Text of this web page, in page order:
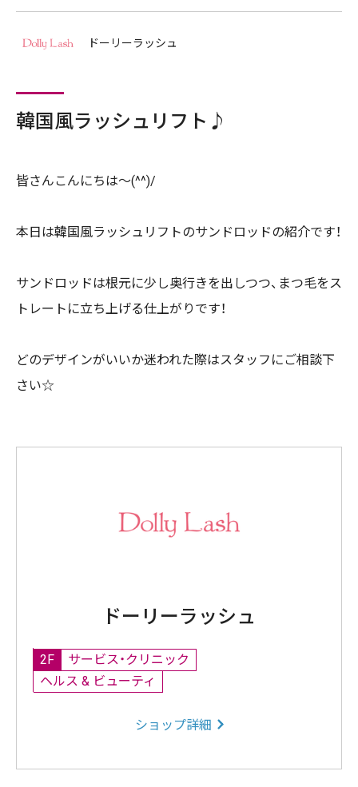
ドーリーラッシュ
韓国風ラッシュリフト♪
皆さんこんにちは～(^^)/
本日は韓国風ラッシュリフトのサンドロッドの紹介です！
サンド ロッドは根元に少し奥行きを出しつつ、まつ毛をス
トレートに立ち上げる仕上がりです！
どのデザインがいいか迷われた際はスタッフにご相談下
さい☆
ドーリーラッシュ
2F
サービス・クリニック
ヘルス & ビューティ
ショップ詳細